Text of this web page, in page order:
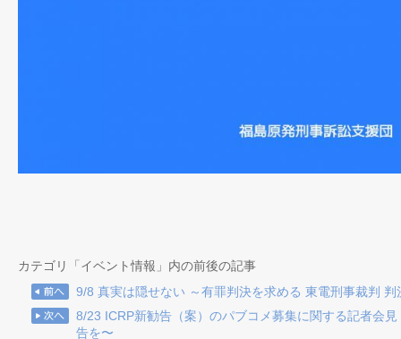
カテゴリ「イベント情報」内の前後の記事
9/8 真実は隠せない ～有罪判決を求める 東電刑事裁判 判
8/23 ICRP新勧告（案）のパブコメ募集に関する記者会
告を〜